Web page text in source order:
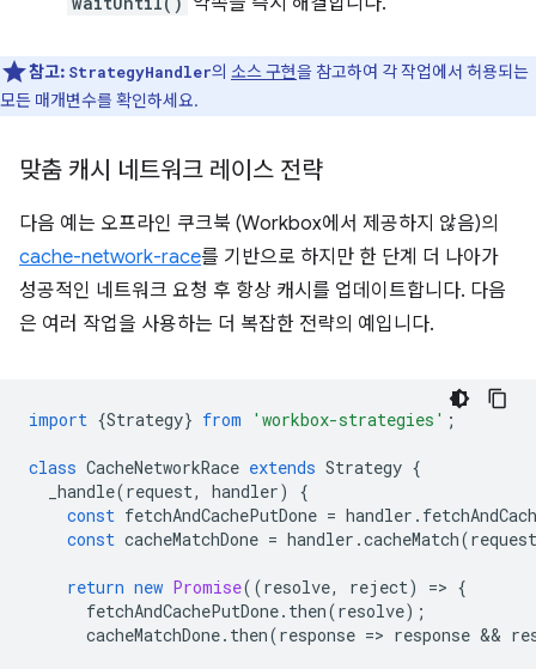
참고: StrategyHandler의 소스 구현을 참고하여 각 작업에서 허용되는
모든 매개변수를 확인하세요.
맞춤 캐시 네트워크 레이스 전략
다음 예는 오프라인 쿠크북 (Workbox에서 제공하지 않음)의
cache-network-race를 기반으로 하지만 한 단계 더 나아가
성공적인 네트워크 요청 후 항상 캐시를 업데이트합니다. 다음
은 여러 작업을 사용하는 더 복잡한 전략의 예입니다.
import {Strategy} from 'workbox-strategies' ;
class CacheNetworkRace extends Strategy {
_handle(request, handler)
{
const fetchAndCachePutDone = handler .
const cacheMatchDone = handler .cacheMatch(request
return new Promise((resolve, reject) => {
fetchAndCachePutDone. then(resolve);
cacheMatchDone. then(response => response &&